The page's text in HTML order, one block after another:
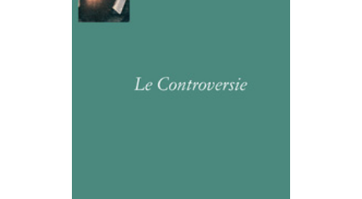
AGGIUNGI AL CARRELLO